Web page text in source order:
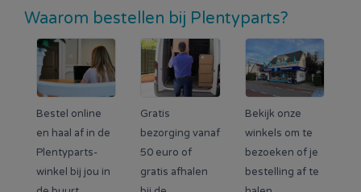
Waarom bestellen bij Plentyparts?
Bestel online
en haal af in de
Plentyparts-
winkel bij jou in
Gratis
bezorging vanaf
50 euro of
gratis afhalen
Bekijk onze
winkels om te
bezoeken of je
bestelling af te